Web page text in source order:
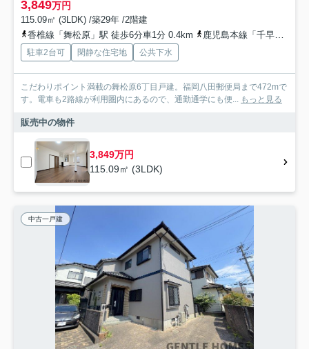
3,849万円
115.09㎡ (3LDK) /築29年 /2階建
香椎線「舞松原」駅 徒歩6分車1分 0.4km
鹿児島本線「千早」駅 徒歩22分車7分 2.4km
駐車2台可 閑静な住宅地 公共下水
こだわりポイント満載の舞松原6丁目戸建。福岡八田郵便局まで472mで
す。電車も2路線が利用圏内にあるので、通勤通学にも便... もっと見る
販売中の物件
3,849万円
115.09㎡ (3LDK)
中古一戸建